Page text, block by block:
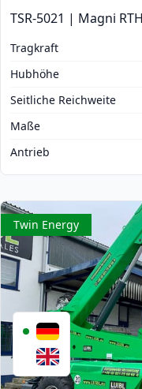
TSR-5021 | Magni
Tragkraft
Hubhöhe
Seitliche Reichweite
Maße
Antrieb
Twin Energy